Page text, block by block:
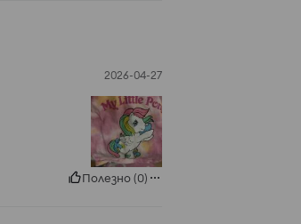
2026-04-27
Полезно(0)